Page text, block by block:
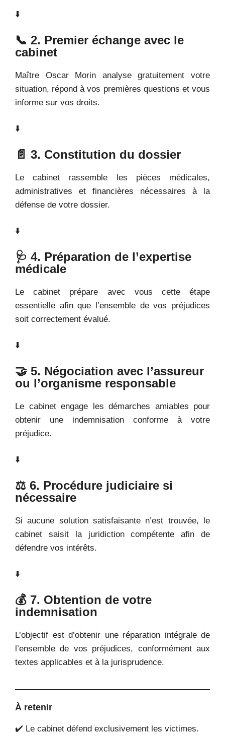
⬇️
📞 2. Premier échange avec le
cabinet
Maître Oscar Morin analyse gratuitement votre
situation, répond à vos premières questions et vous
informe sur vos droits.
⬇️
📄 3. Constitution du dossier
Le cabinet rassemble les pièces médicales,
administratives et financières nécessaires à la
défense de votre dossier.
⬇️
🩺 4. Préparation de l’expertise
médicale
Le cabinet prépare avec vous cette étape
essentielle afin que l’ensemble de vos préjudices
soit correctement évalué.
⬇️
🤝 5. Négociation avec l’assureur
ou l’organisme responsable
Le cabinet engage les démarches amiables pour
obtenir une indemnisation conforme à votre
préjudice.
⬇️
⚖️ 6. Procédure judiciaire si
nécessaire
Si aucune solution satisfaisante n’est trouvée, le
cabinet saisit la juridiction compétente afin de
défendre vos intérêts.
⬇️
💰 7. Obtention de votre
indemnisation
L’objectif est d’obtenir une réparation intégrale de
l’ensemble de vos préjudices, conformément aux
textes applicables et à la jurisprudence.
À retenir
✔️ Le cabinet défend exclusivement les victimes.